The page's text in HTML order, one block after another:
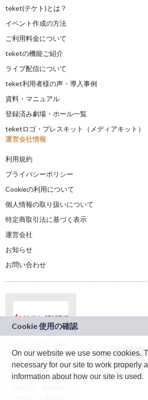
teket(テケト)とは？
イベント作成の方法
ご利用料金について
teketの機能ご紹介
ライブ配信について
teket利用者様の声・導入事例
資料・マニュアル
登録済み劇場・ホール一覧
teketロゴ・プレスキット（メディアキット）
運営会社情報
利用規約
プライバシーポリシー
Cookieの利用について
個人情報の取り扱いについて
特定商取引法に基づく表示
運営会社
お知らせ
お問い合わせ
ドコモグループの新
規事業創出プログラ
ム「docomo
STARTUP」を通じて
On our website we use some cookies.
necessary for our site to work properly
information about how our site is used.